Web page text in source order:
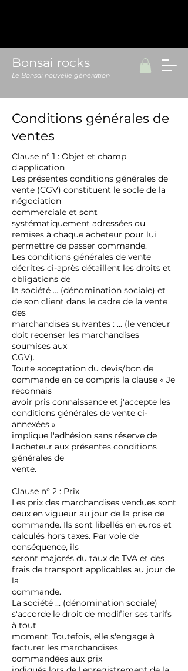
Bonsai rocks
Le Bonsai nouvelle génération
Conditions générales de
ventes
Clause n° 1 : Objet et champ
d'application
Les présentes conditions générales de
vente (CGV) constituent le socle de la
négociation
commerciale et sont
systématiquement adressées ou
remises à chaque acheteur pour lui
permettre de passer commande.
Les conditions générales de vente
décrites ci-après détaillent les droits et
obligations de
la société ... (dénomination sociale) et
de son client dans le cadre de la vente
des
marchandises suivantes : ... (le vendeur
doit recenser les marchandises
soumises aux
CGV).
Toute acceptation du devis/bon de
commande en ce compris la clause « Je
reconnais
avoir pris connaissance et j'accepte les
conditions générales de vente ci-
annexées »
implique l'adhésion sans réserve de
l'acheteur aux présentes conditions
générales de
vente.
Clause n° 2 : Prix
Les prix des marchandises vendues sont
ceux en vigueur au jour de la prise de
commande. Ils sont libellés en euros et
calculés hors taxes. Par voie de
conséquence, ils
seront majorés du taux de TVA et des
frais de transport applicables au jour de
la
commande.
La société ... (dénomination sociale)
s'accorde le droit de modifier ses tarifs
à tout
moment. Toutefois, elle s'engage à
facturer les marchandises
commandées aux prix